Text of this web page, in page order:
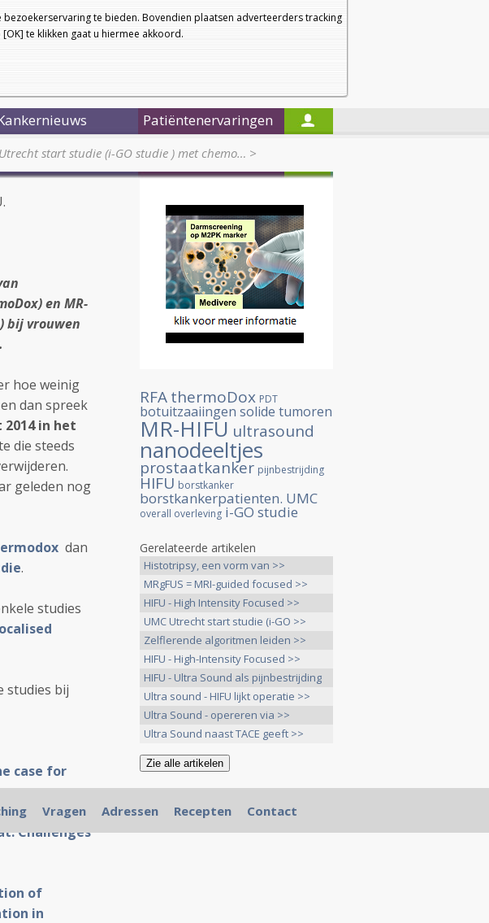
te bieden. Bovendien plaatsen adverteerders tracking
te klikken gaat u hiermee akkoord.
a
a
Nieuwsbrief
Startpagina
Patiëntenervaringen
start studie (i-GO studie ) met chemo… >
en MR-
bij vrouwen
hoe weinig
dan spreek
in het
die steeds
geleden nog
dan
.
studies
studies bij
case for
Challenges
of
in
RFAthermoDox PDT
botuitzaaiingen solide tumoren
MR-HIFU ultrasound
nanodeeltjes
prostaatkanker pijnbestrijding
HIFU borstkanker
borstkankerpatienten. UMC
overall overleving i-GO studie
Gerelateerde artikelen
Histotripsy, een vorm van >>
MRgFUS = MRI-guided focused >>
HIFU - High Intensity Focused >>
UMC Utrecht start studie (i-GO >>
Zelflerende algoritmen leiden >>
HIFU - High-Intensity Focused >>
HIFU - Ultra Sound als pijnbestrijding
>>
Ultra sound - HIFU lijkt operatie >>
Ultra Sound - opereren via >>
Ultra Sound naast TACE geeft >>
Vragen Adressen Recepten Contact